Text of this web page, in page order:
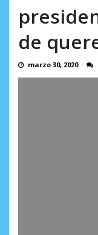
de
marzo 30, 2020